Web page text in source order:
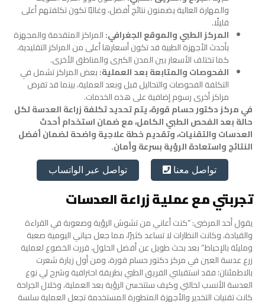
والمهارة العالية يضمنون نتائج أفضل، وغالبًا تكون تكلفتهم أعلى
قليلًا.
المركز الطبي والموقع الجغرافي:المراكز المتقدمة والمجهزة
بأحدث الأجهزة الطبية قد تكون أسعارها أعلى من المراكز التقليدية،
كما تختلف الأسعار بين المدن الكبرى والمناطق الأخرى.
الفحوصات والمتابعة بعد العملية:بعض المراكز تشمل في
التكلفة الفحوصات والتحاليل قبل وبعد العملية، بينما قد تفرض
مراكز أخرى رسوم إضافية على هذه الخدمات.
في مركز دكتور حسام قورة، يتم تحديد تكلفة زراعة العدسة لكل
حالة بعد الفحص الطبي الكامل، مع ضمان استخدام أحدث
العدسات والتقنيات، وتقديم خطة علاجية واضحة لضمان أفضل
النتائج واستعادة الرؤية بسرعة وأمان.
تواصل معنا تواصل عبر الواتساب
تجربتي مع عملية زراعة العدسات
يقول أحد المرضى: “كنت أعاني من تشوش الرؤية وصعوبة في القراءة
والقيادة، وكانت النظارات لا تساعد كثيرًا، مما جعل حياتي اليومية صعبة
ومليئة بالإحباط.” بعد بحث طويل عن أفضل الحلول، قررت الخضوع لعملية
زرع عدسة العين في مركز دكتور حسام قورة، ومن أول زيارة شعرت
بالاطمئنان؛ فقد استقبلني الفريق الطبي بطريقة احترافية وشرح لي نوع
العدسة الأنسب لحالتي وكيف ستتحسن الرؤية بعد العملية، وخلال الجراحة
كانت تقنيات التخدير والأجهزة المتطورة المستخدمة تجعل العملية سلسة